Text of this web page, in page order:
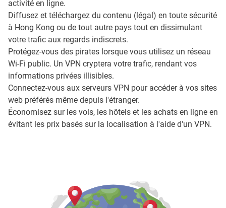
activité en ligne.
Diffusez et téléchargez du contenu (légal) en toute sécurité
à Hong Kong ou de tout autre pays tout en dissimulant
votre trafic aux regards indiscrets.
Protégez-vous des pirates lorsque vous utilisez un réseau
Wi-Fi public. Un VPN cryptera votre trafic, rendant vos
informations privées illisibles.
Connectez-vous aux serveurs VPN pour accéder à vos sites
web préférés même depuis l'étranger.
Économisez sur les vols, les hôtels et les achats en ligne en
évitant les prix basés sur la localisation à l'aide d'un VPN.